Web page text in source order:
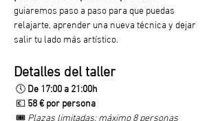
guiaremos paso a paso para que puedas
relajarte, aprender una nueva técnica y dejar
salir tu lado más artístico.
Detalles del taller
🕔 De 17:00 a 21:00h
💶 58 € por persona
🎟️ Plazas limitadas: máximo 8 personas